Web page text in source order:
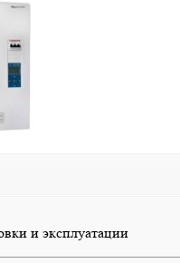
и эксплуатации